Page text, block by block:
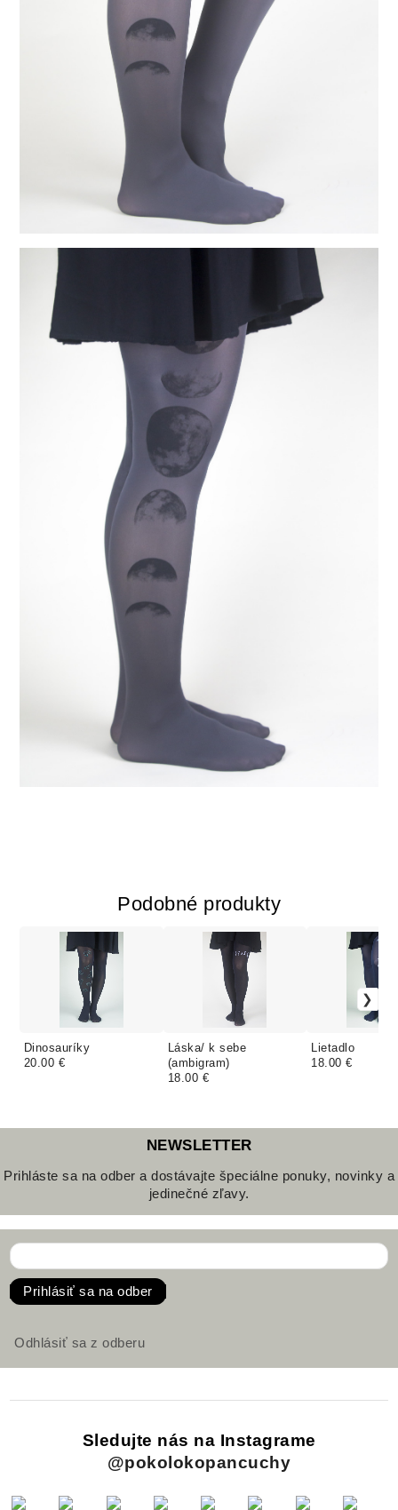
Podobné produkty
Dinosauríky
20.00 €
Láska/ k sebe
(ambigram)
18.00 €
Lietadlo
18.00 €
NEWSLETTER
Prihláste sa na odber a dostávajte špeciálne ponuky, novinky a
jedinečné zľavy.
Prihlásiť sa na odber
Odhlásiť sa z odberu
Sledujte nás na Instagrame
@pokolokopancuchy